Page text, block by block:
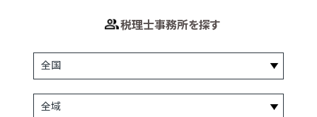
税理士事務所を探す